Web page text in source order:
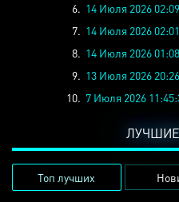
6. 14 Июля 2026
7. 14 Июля 2026
8. 14 Июля 2026
9. 13 Июля 2026
10. 7 Июля 2026
Топ лучших